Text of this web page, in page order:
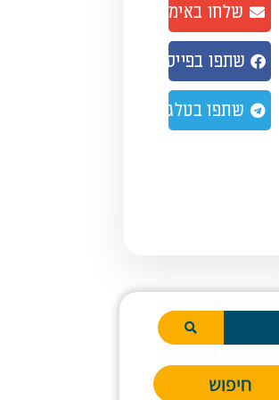
שלחו באימייל
שתפו בפייסבוק
שתפו בטלגרם
חיפוש